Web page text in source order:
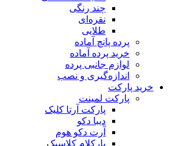
چند رنگی
نقره‌ای
طلایی
پرده پانچ آماده
خرید پرده آماده
لوازم جانبی پرده
اندازه‌گیری و نصب
خرید پارکت
پارکت لمینت
پارکت آرتا کلیک
دیبا دکو
آرت دکو هوم
پارکلام کلاسیک